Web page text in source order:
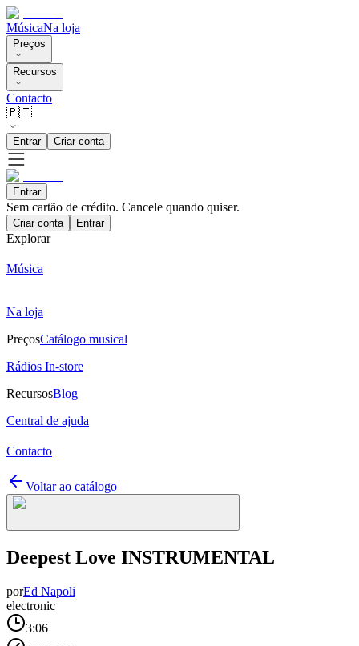
MúsicaNa loja
Preços
Recursos
Contacto
🇵🇹
Entrar Criar conta
Entrar
Sem cartão de crédito. Cancele quando quiser.
Criar conta Entrar
Explorar
Música
Na loja
PreçosCatálogo musical
Rádios In-store
RecursosBlog
Central de ajuda
Contacto
Voltar ao catálogo
Deepest Love INSTRUMENTAL
porEd Napoli
electronic
3:06